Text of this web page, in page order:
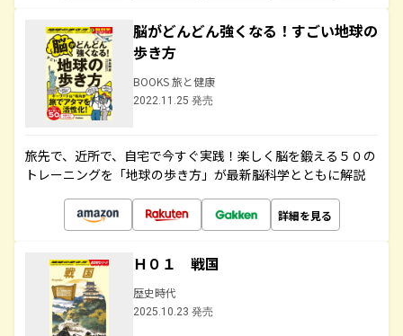
脳がどんどん強くなる！すごい地球の
歩き方
BOOKS 旅と健康
2022.11.25 発売
旅先で、近所で、自宅で今すぐ実践！楽しく脳を鍛える５０の
トレーニングを「地球の歩き方」が最新脳科学とともに解説
詳細を見る
Ｈ０１ 戦国
歴史時代
2025.10.23 発売